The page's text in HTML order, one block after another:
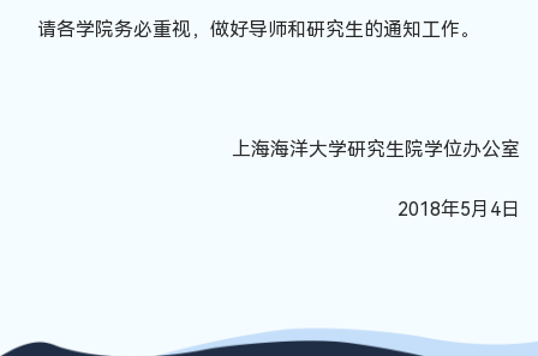
请各学院务必重视，做好导师和研究生的通知工作。
上海海洋大学研究生院学位办公室
2018年5月4日